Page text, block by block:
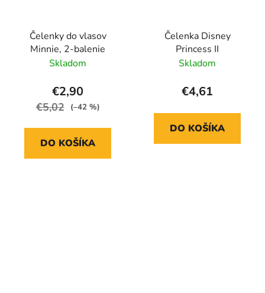
Čelenky do vlasov
Minnie, 2-balenie
Skladom
€2,90
€5,02 (–42 %)
DO KOŠÍKA
Čelenka Disney
Princess II
Skladom
€4,61
DO KOŠÍKA